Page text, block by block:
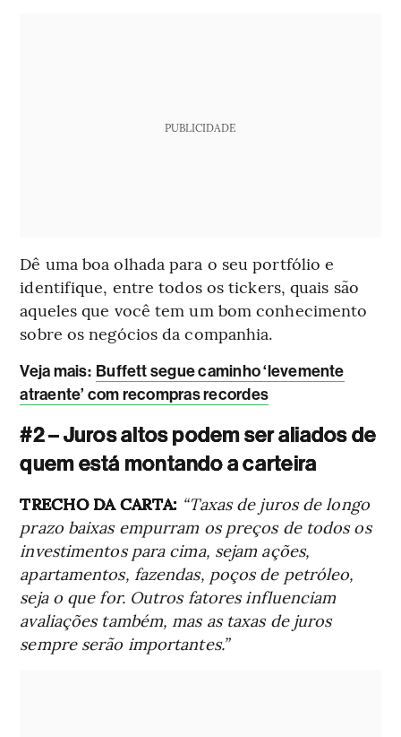
PUBLICIDADE
Dê uma boa olhada para o seu portfólio e
identifique, entre todos os tickers, quais são
aqueles que você tem um bom conhecimento
sobre os negócios da companhia.
Veja mais: Buffett segue caminho ‘levemente
atraente’ com recompras recordes
#2 – Juros altos podem ser aliados de
quem está montando a carteira
TRECHO DA CARTA: “Taxas de juros de longo
prazo baixas empurram os preços de todos os
investimentos para cima, sejam ações,
apartamentos, fazendas, poços de petróleo,
seja o que for. Outros fatores influenciam
avaliações também, mas as taxas de juros
sempre serão importantes.”